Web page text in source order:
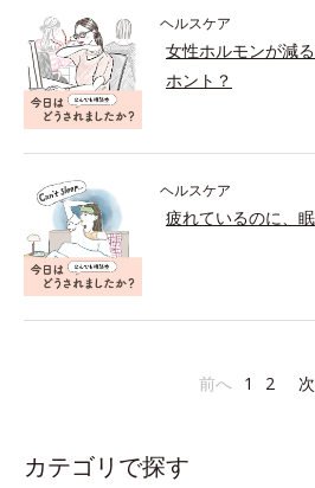
ヘルスケア
女性ホルモンが減
ホント？
ヘルスケア
疲れているのに、
前へ 1 2
カテゴリで探す